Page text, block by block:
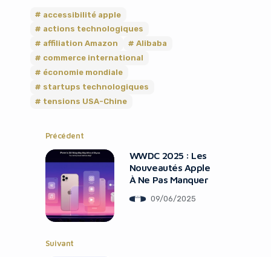
accessibilité apple
actions technologiques
affiliation Amazon
Alibaba
commerce international
économie mondiale
startups technologiques
tensions USA-Chine
Précédent
WWDC 2025 : Les
Nouveautés Apple
À Ne Pas Manquer
09/06/2025
Suivant